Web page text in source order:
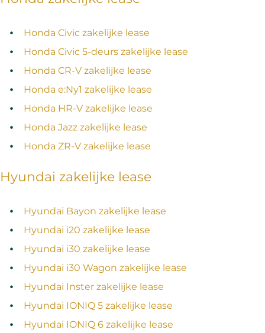
Honda Civic zakelijke lease
Honda Civic 5-deurs zakelijke lease
Honda CR-V zakelijke lease
Honda e:Ny1 zakelijke lease
Honda HR-V zakelijke lease
Honda Jazz zakelijke lease
Honda ZR-V zakelijke lease
Hyundai zakelijke lease
Hyundai Bayon zakelijke lease
Hyundai i20 zakelijke lease
Hyundai i30 zakelijke lease
Hyundai i30 Wagon zakelijke lease
Hyundai Inster zakelijke lease
Hyundai IONIQ 5 zakelijke lease
Hyundai IONIQ 6 zakelijke lease